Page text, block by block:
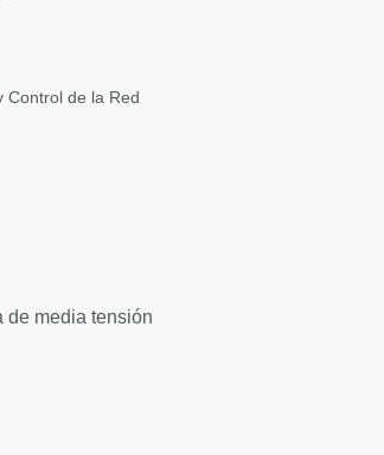
Control de la Red
de media tensión